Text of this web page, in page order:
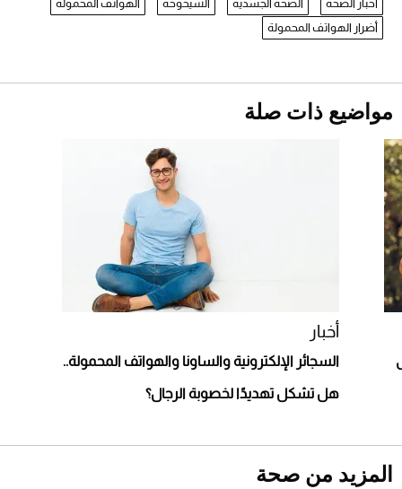
1886 مكانها في عالم الأزياء؟
أغلى 10 عطور في العالم للرجال تمنحك فخامة
أقصر يوم في 2026 يقترب.. ماذا يحدث في
"بوجاتي ميسترال" الاستثنائية للبيع في مزاد
مونتيري
2026-07-23
أخبار الصحة الصحة الجسدية الشيخوخة
الهواتف المحمولة
أضرار الهواتف المحمولة
مواضيع ذات صلة
أخبار
السجائر الإلكترونية والساونا والهواتف المحمولة..
هل تشكل تهديدًا لخصوبة الرجال؟
المزيد من صحة